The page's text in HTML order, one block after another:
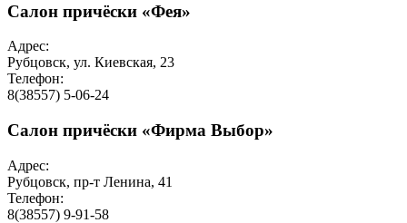
Салон причёски «Фея»
Адрес:
Рубцовск, ул. Киевская, 23
Телефон:
8(38557) 5-06-24
Салон причёски «Фирма Выбор»
Адрес:
Рубцовск, пр-т Ленина, 41
Телефон:
8(38557) 9-91-58